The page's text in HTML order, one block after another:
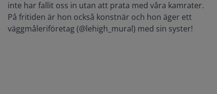
inte har fallit oss in utan att prata med våra kamrater.
På fritiden är hon också konstnär och hon äger ett
väggmåleriföretag (@lehigh_mural) med sin syster!